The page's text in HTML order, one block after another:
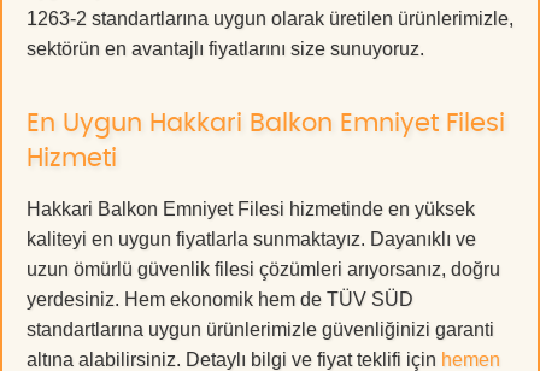
1263-2 standartlarına uygun olarak üretilen ürünlerimizle,
sektörün en avantajlı fiyatlarını size sunuyoruz.
En Uygun Hakkari Balkon Emniyet Filesi
Hizmeti
Hakkari Balkon Emniyet Filesi hizmetinde en yüksek
kaliteyi en uygun fiyatlarla sunmaktayız. Dayanıklı ve
uzun ömürlü güvenlik filesi çözümleri arıyorsanız, doğru
yerdesiniz. Hem ekonomik hem de TÜV SÜD
standartlarına uygun ürünlerimizle güvenliğinizi garanti
altına alabilirsiniz. Detaylı bilgi ve fiyat teklifi için hemen